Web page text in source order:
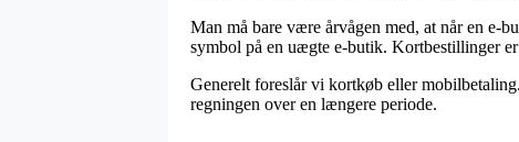
Man må bare være årvågen med, at når en e-
symbol på en uægte e-butik. Kortbestillinger
Generelt foreslår vi kortkøb eller
regningen over en længere periode.